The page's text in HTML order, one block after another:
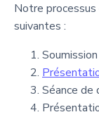
Notre
suivantes :
Séance de